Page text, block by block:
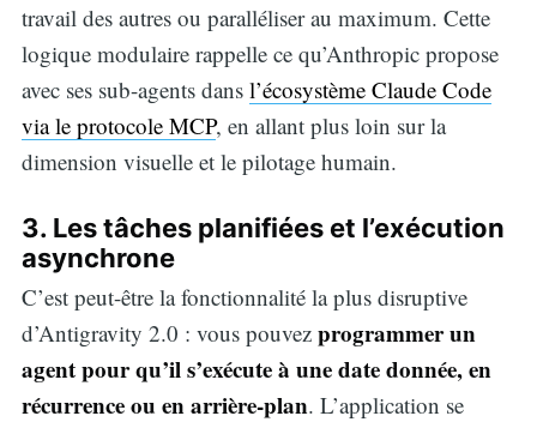
travail des autres ou paralléliser au maximum. Cette
logique modulaire rappelle ce qu’Anthropic propose
avec ses sub-agents dans l’écosystème Claude Code
via le protocole MCP, en allant plus loin sur la
dimension visuelle et le pilotage humain.
3. Les tâches planifiées et l’exécution
asynchrone
C’est peut-être la fonctionnalité la plus disruptive
d’Antigravity 2.0 : vous pouvez programmer un
agent pour qu’il s’exécute à une date donnée, en
récurrence ou en arrière-plan. L’application se